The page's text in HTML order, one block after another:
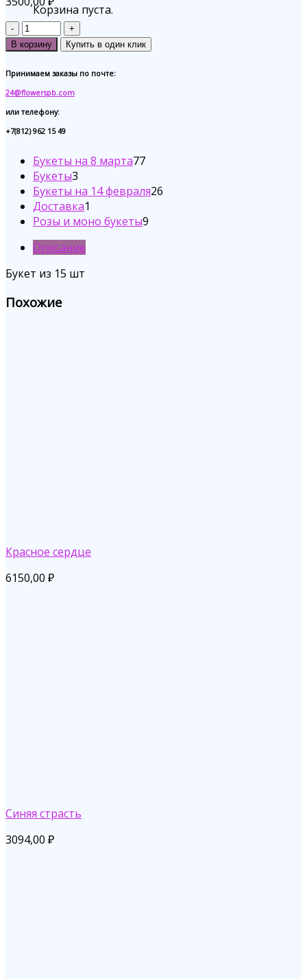
Корзина пуста.
Количество
В корзину Купить в один клик
Принимаем заказы по почте:
24@flowerspb.com
или телефону:
+7(812) 962 15 49
Букеты на 8 марта7777
Букеты3
товара
Букеты на 14 февраля26
Доставка1
товар
Розы и моно букеты9
Описание
Букет из 15 шт
Похожие
Красное сердце
6150,00 ₽
Синяя страсть
3094,00 ₽